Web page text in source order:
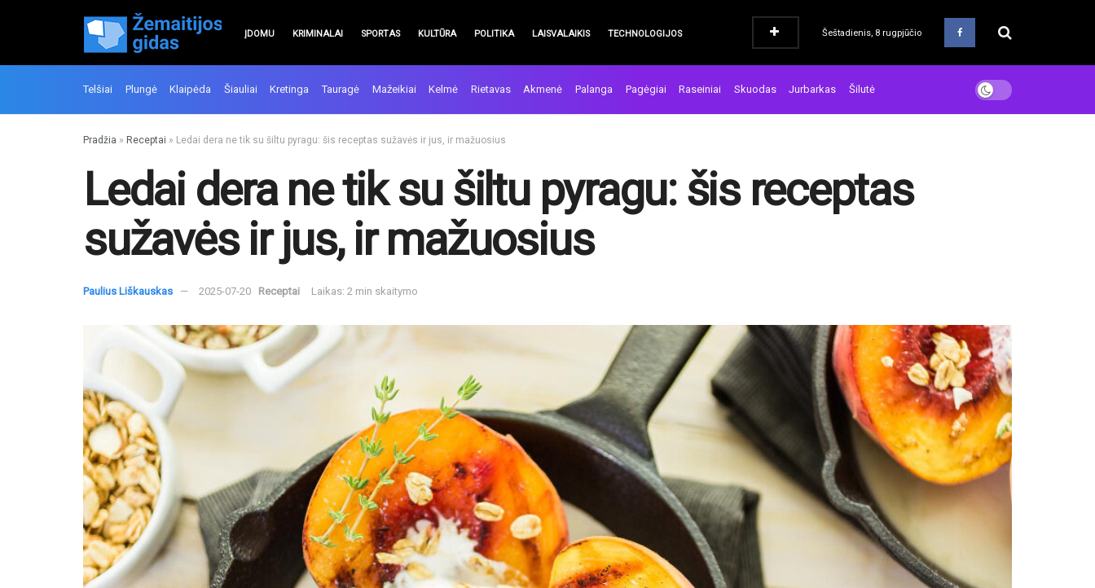
ĮDOMU KRIMINALAI SPORTAS KULTŪRA POLITIKA LAISVALAIKIS TECHNOLOGIJOS Šeštadienis, 8 rugpjūčio
Telšiai Plungė Klaipėda Šiauliai Kretinga Tauragė Mažeikiai Kelmė Rietavas Akmenė Palanga Pagėgiai Raseiniai Skuodas Jurbarkas Šilutė
Pradžia » Receptai » Ledai dera ne tik su šiltu pyragu: šis receptas sužavės ir jus, ir mažuosius
Ledai dera ne tik su šiltu pyragu: šis receptas
sužavės ir jus, ir mažuosius
Paulius Liškauskas 2025-07-20 Receptai Laikas: 2 min skaitymo